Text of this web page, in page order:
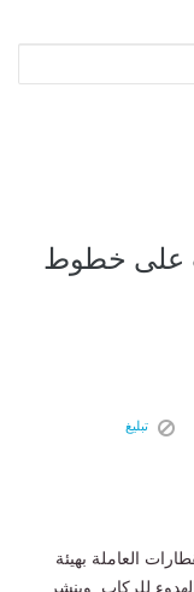
على خطوط
تبليغ
العاملة بهيئة
للركاب. وينشر